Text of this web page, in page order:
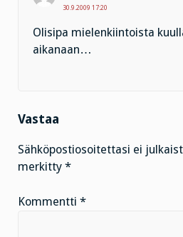
30.9.2009 17:20
Olisipa mielenkiintoista
aikanaan…
Vastaa
Sähköpostiosoitettasi ei
merkitty *
Kommentti *